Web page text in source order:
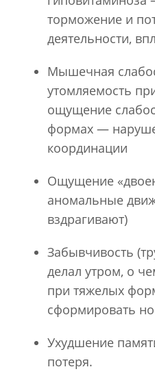
торможение и
деятельности,
Мышечная
утомляемость
ощущение
формах —
координации
Ощущение
аномальные
вздрагивают)
Забывчивость
делал утром, о
при тяжелых
сформировать
Ухудшение
потеря.